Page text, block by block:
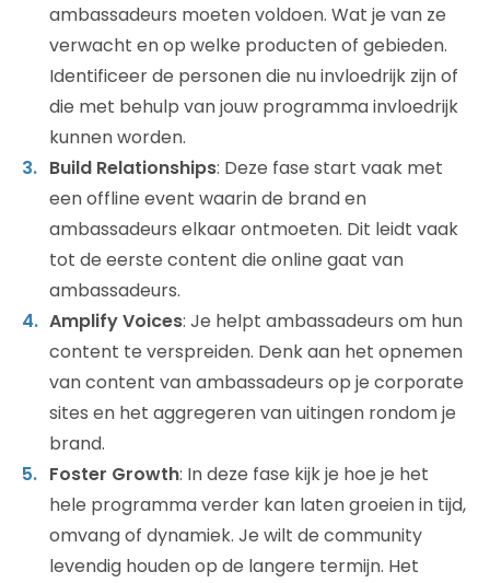
ambassadeurs moeten voldoen. Wat je van ze
verwacht en op welke producten of gebieden.
Identificeer de personen die nu invloedrijk zijn of
die met behulp van jouw programma invloedrijk
kunnen worden.
Build Relationships: Deze fase start vaak met
een offline event waarin de brand en
ambassadeurs elkaar ontmoeten. Dit leidt vaak
tot de eerste content die online gaat van
ambassadeurs.
Amplify Voices: Je helpt ambassadeurs om hun
content te verspreiden. Denk aan het opnemen
van content van ambassadeurs op je corporate
sites en het aggregeren van uitingen rondom je
brand.
Foster Growth: In deze fase kijk je hoe je het
hele programma verder kan laten groeien in tijd,
omvang of dynamiek. Je wilt de community
levendig houden op de langere termijn. Het